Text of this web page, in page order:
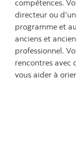
compétences.
directeur ou
programme et
anciens et
professionnel.
rencontres avec
vous aider à